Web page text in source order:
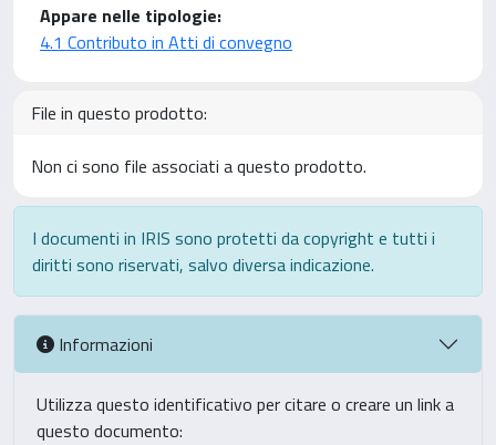
Appare nelle tipologie:
4.1 Contributo in Atti di convegno
File in questo prodotto:
Non ci sono file associati a questo prodotto.
I documenti in IRIS sono protetti da copyright e tutti i
diritti sono riservati, salvo diversa indicazione.
Informazioni
Utilizza questo identificativo per citare o creare un link a
questo documento: